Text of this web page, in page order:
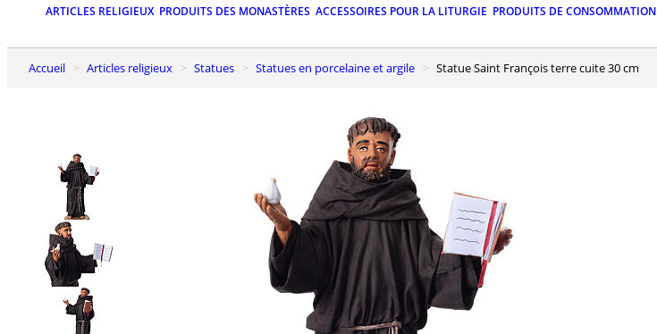
ARTICLES RELIGIEUX PRODUITS DES MONASTÈRES ACCESSOIRES POUR LA LITURGIE PRODUITS DE CONSOMMATION
Accueil Articles religieux Statues Statues en porcelaine et argile Statue Saint François terre cuite 30 cm